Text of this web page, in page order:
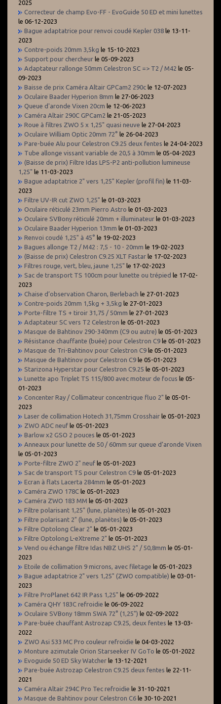
2025
Correcteur de champ Evo-FF - EvoGuide 50 ED et mini lunettes
le 06-12-2023
Bague adaptatrice pour renvoi coudé Kepler 038 le 13-11-
2023
Contre-poids 20mm 3,5kg le 15-10-2023
Support pour chercheur le 05-09-2023
Adaptateur rallonge 50mm Celestron SC => T2 / M42 le 05-
09-2023
Baisse de prix Caméra Altair GPCam2 290c le 12-07-2023
Oculaire Baader Hyperion 8mm le 27-06-2023
Queue d'aronde Vixen 20cm le 12-06-2023
Caméra Altair 290C GPCam2 le 21-05-2023
Roue à filtres ZWO 5 x 1,25" quasi neuve le 27-04-2023
Oculaire William Optic 20mm 72° le 26-04-2023
Pare-buée Alu pour Celestron C9.25 deux fentes le 24-04-2023
Tube allonge vissant variable de 20,5 à 30mm le 05-04-2023
(Baisse de prix) Filtre Idas LPS-P2 anti-pollution lumineuse
1,25" le 11-03-2023
Bague adaptatrice 2" vers 1,25" Kepler (profil fin) le 11-03-
2023
Filtre UV-IR cut ZWO 1,25" le 01-03-2023
Oculaire réticulé 23mm Pierro Astro le 01-03-2023
Oculaire SVBony réticulé 20mm + illuminateur le 01-03-2023
Oculaire Baader Hyperion 13mm le 01-03-2023
Renvoi coudé 1,25" à 45° le 19-02-2023
Bagues allonge T2 / M42 : 7,5 - 10 - 20mm le 19-02-2023
(Baisse de prix) Celestron C9.25 XLT Fastar le 17-02-2023
Filtres rouge, vert, bleu, jaune 1,25" le 17-02-2023
Sac de transport TS 100cm pour lunette ou trépied le 17-02-
2023
Chaise d’observation Charon, Berlebach le 27-01-2023
Contre-poids 20mm 1,5kg + 3,5kg le 27-01-2023
Porte-filtre TS + tiroir 31,75 / 50mm le 27-01-2023
Adaptateur SC vers T2 Celestron le 05-01-2023
Masque de Bahtinov 290-340mm (C9 ou autre) le 05-01-2023
Résistance chauffante (buée) pour Celestron C9 le 05-01-2023
Masque de Tri-Bahtinov pour Celestron C9 le 05-01-2023
Masque de Bahtinov pour Celestron C9 le 05-01-2023
Starizona Hyperstar pour Celestron C9.25 le 05-01-2023
Lunette apo Triplet TS 115/800 avec moteur de focus le 05-
01-2023
Concenter Ray / Collimateur concentrique fluo 2" le 05-01-
2023
Laser de collimation Hotech 31,75mm Crosshair le 05-01-2023
ZWO ADC neuf le 05-01-2023
Barlow x2 GSO 2 pouces le 05-01-2023
Anneaux pour lunette de 50 / 60mm sur queue d’aronde Vixen
le 05-01-2023
Porte-filtre ZWO 2" neuf le 05-01-2023
Sac de transport TS pour Celestron C9 le 05-01-2023
Ecran à flats Lacerta 284mm le 05-01-2023
Caméra ZWO 178C le 05-01-2023
Caméra ZWO 183 MM le 05-01-2023
Filtre polarisant 1,25" (lune, planètes) le 05-01-2023
Filtre polarisant 2" (lune, planètes) le 05-01-2023
Filtre Optolong Clear 2" le 05-01-2023
Filtre Optolong L-eXtreme 2" le 05-01-2023
Vend ou échange filtre Idas NBZ UHS 2" / 50,8mm le 05-01-
2023
Etoile de collimation 9 microns, avec filetage le 05-01-2023
Bague adaptatrice 2" vers 1,25" (ZWO compatible) le 03-01-
2023
Filtre ProPlanet 642 IR Pass 1,25" le 06-09-2022
Caméra QHY 183C refroidie le 06-09-2022
Oculaire SVBony 18mm SWA 72° (1,25") le 02-09-2022
Pare-buée chauffant Astrozap C9.25, deux fentes le 13-03-
2022
ZWO Asi 533 MC Pro couleur refroidie le 04-03-2022
Monture azimutale Orion Starseeker IV GoTo le 05-01-2022
Evoguide 50 ED Sky Watcher le 13-12-2021
Pare-buée Astrozap Celestron C9.25 deux fentes le 22-11-
2021
Caméra Altair 294C Pro Tec refroidie le 31-10-2021
Masque de Bahtinov pour Celestron C6 le 30-10-2021